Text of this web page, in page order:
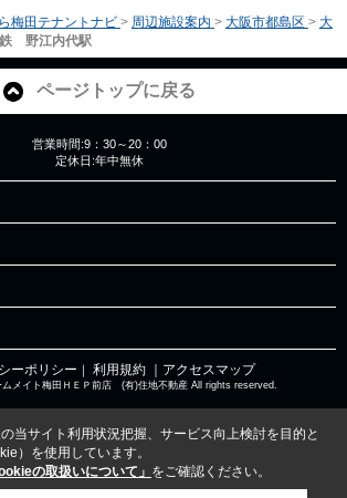
梅田テナントナビ > 周辺施設案内 > 大阪市都島区 > 大
野江内代駅
ページトップに戻る
営業時間:9：30～20：00
定休日:年中無休
ーポリシー ｜ 利用規約 ｜アクセスマップ
メイト梅田ＨＥＰ前店 (有)住地不動産 All rights reserved.
当サイト利用状況把握、サービス向上検討を目的と
）を使用しています。
の取扱いについて」 をご確認ください。